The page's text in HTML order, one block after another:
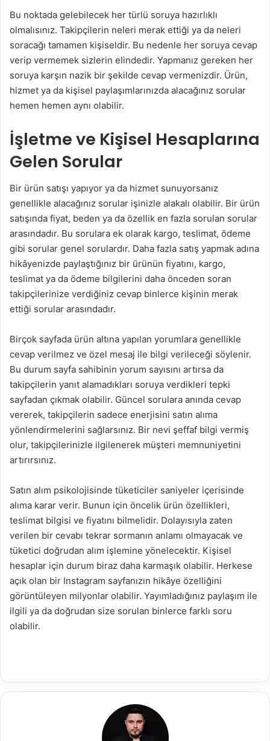
Bu noktada gelebilecek her türlü soruya hazırlıklı
olmalısınız. Takipçilerin neleri merak ettiği ya da neleri
soracağı tamamen kişiseldir. Bu nedenle her soruya cevap
verip vermemek sizlerin elindedir. Yapmanız gereken her
soruya karşın nazik bir şekilde cevap vermenizdir. Ürün,
hizmet ya da kişisel paylaşımlarınızda alacağınız sorular
hemen hemen aynı olabilir.
İşletme ve Kişisel Hesaplarına
Gelen Sorular
Bir ürün satışı yapıyor ya da hizmet sunuyorsanız
genellikle alacağınız sorular işinizle alakalı olabilir. Bir ürün
satışında fiyat, beden ya da özellik en fazla sorulan sorular
arasındadır. Bu sorulara ek olarak kargo, teslimat, ödeme
gibi sorular genel sorulardır. Daha fazla satış yapmak adına
hikâyenizde paylaştığınız bir ürünün fiyatını, kargo,
teslimat ya da ödeme bilgilerini daha önceden soran
takipçilerinize verdiğiniz cevap binlerce kişinin merak
ettiği sorular arasındadır.
Birçok sayfada ürün altına yapılan yorumlara genellikle
cevap verilmez ve özel mesaj ile bilgi verileceği söylenir.
Bu durum sayfa sahibinin yorum sayısını artırsa da
takipçilerin yanıt alamadıkları soruya verdikleri tepki
sayfadan çıkmak olabilir. Güncel sorulara anında cevap
vererek, takipçilerin sadece enerjisini satın alıma
yönlendirmelerini sağlarsınız. Bir nevi şeffaf bilgi vermiş
olur, takipçilerinizle ilgilenerek müşteri memnuniyetini
artırırsınız.
Satın alım psikolojisinde tüketiciler saniyeler içerisinde
alıma karar verir. Bunun için öncelik ürün özellikleri,
teslimat bilgisi ve fiyatını bilmelidir. Dolayısıyla zaten
verilen bir cevabı tekrar sormanın anlamı olmayacak ve
tüketici doğrudan alım işlemine yönelecektir. Kişisel
hesaplar için durum biraz daha karmaşık olabilir. Herkese
açık olan bir Instagram sayfanızın hikâye özelliğini
görüntüleyen milyonlar olabilir. Yayımladığınız paylaşım ile
ilgili ya da doğrudan size sorulan binlerce farklı soru
olabilir.